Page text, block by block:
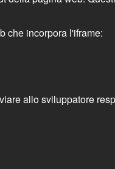
che incorpora l'iframe:
allo sviluppatore